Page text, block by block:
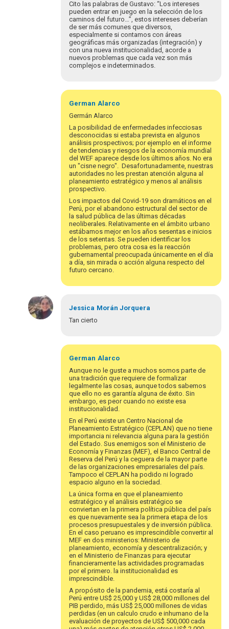
Cito las palabras de Gustavo: “Los intereses
pueden entrar en juego en la selección de los
caminos del futuro…”, estos intereses deberían
de ser más comunes que diversos,
especialmente si contamos con áreas
geográficas más organizadas (integración) y
con una nueva institucionalidad, acorde a
nuevos problemas que cada vez son más
complejos e indeterminados.
blutman@gmail.com
German Alarco
Germán Alarco
La posibilidad de enfermedades infecciosas
desconocidas si estaba prevista en algunos
análisis prospectivos; por ejemplo en el informe
de tendencias y riesgos de la economía mundial
del WEF aparece desde los últimos años. No era
un "cisne negro". Desafortunadamente, nuestras
autoridades no les prestan atención alguna al
planeamiento estratégico y menos al análisis
prospectivo.
Los impactos del Covid-19 son dramáticos en el
Perú, por el abandono estructural del sector de
la salud pública de las últimas décadas
neoliberales. Relativamente en el ámbito urbano
estábamos mejor en los años sesentas e inicios
de los setentas. Se pueden identificar los
problemas, pero otra cosa es la reacción
gubernamental preocupada únicamente en el día
a día, sin mirada o acción alguna respecto del
futuro cercano.
Jessica Morán Jorquera
Tan cierto
posibilidad…
German Alarco
Aunque no le guste a muchos somos parte de
una tradición que requiere de formalizar
legalmente las cosas, aunque todos sabemos
que ello no es garantía alguna de éxito. Sin
embargo, es peor cuando no existe esa
institucionalidad.
En el Perú existe un Centro Nacional de
Planeamiento Estratégico (CEPLAN) que no tiene
importancia ni relevancia alguna para la gestión
del Estado. Sus enemigos son el Ministerio de
Economía y Finanzas (MEF), el Banco Central de
Reserva del Perú y la ceguera de la mayor parte
de las organizaciones empresariales del país.
Tampoco el CEPLAN ha podido ni logrado
espacio alguno en la sociedad.
La única forma en que el planeamiento
estratégico y el análisis estratégico se
conviertan en la primera política pública del país
es que nuevamente sea la primera etapa de los
procesos presupuestales y de inversión pública.
En el caso peruano es imprescindible convertir al
MEF en dos ministerios: Ministerio de
planeamiento, economía y descentralización; y
en el Ministerio de Finanzas para ejecutar
financieramente las actividades programadas
por el primero. la institucionalidad es
imprescindible.
A propósito de la pandemia, está costaría al
Perú entre US$ 25,000 y US$ 28,000 millones del
PIB perdido, más US$ 25,000 millones de vidas
perdidas (en un calculo crudo e inhumano de la
evaluación de proyectos de US$ 500,000 cada